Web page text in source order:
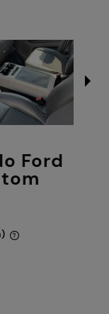
Ford